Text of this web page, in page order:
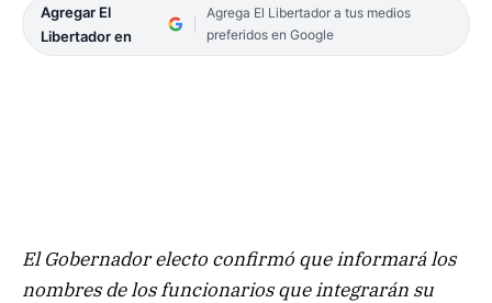
Agregar El
Libertador en
Agrega El Libertador a tus medios
preferidos en Google
El Gobernador electo confirmó que informará los
nombres de los funcionarios que integrarán su